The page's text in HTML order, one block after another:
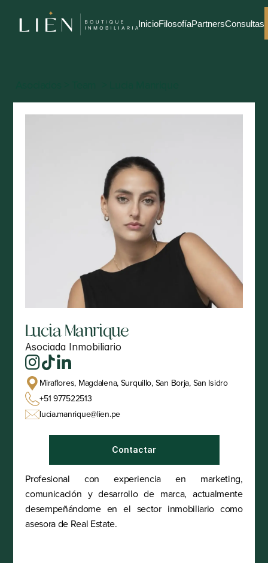
Lucia Manrique
Asociada Inmobiliario
Miraflores, Magdalena, Surquillo, San Borja, San Isidro
+51 977522513
lucia.manrique@lien.pe
Contactar
Profesional con experiencia en marketing,
comunicación y desarrollo de marca, actualmente
desempeñándome en el sector inmobiliario como
asesora de Real Estate.
InicioFilosofíaPartnersConsultas